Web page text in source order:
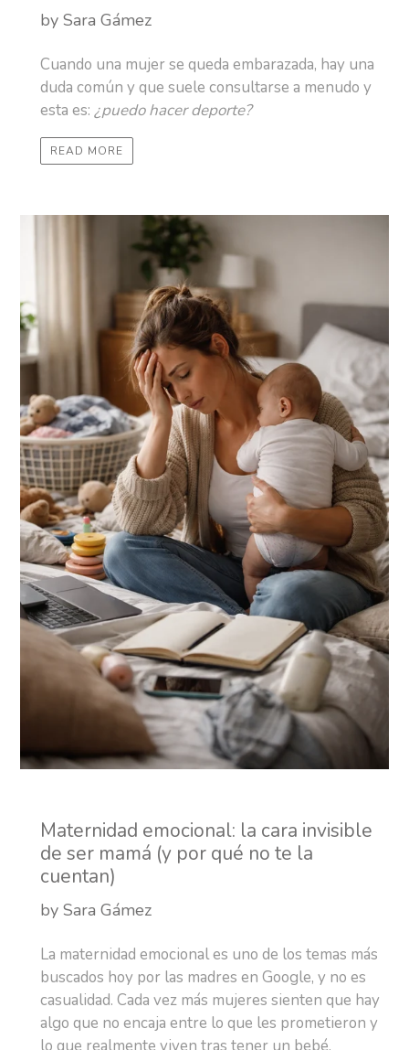
by Sara Gámez
Cuando una mujer se queda embarazada, hay una
duda común y que suele consultarse a menudo y
esta es: ¿puedo hacer deporte?
READ MORE
Maternidad emocional: la cara invisible
de ser mamá (y por qué no te la
cuentan)
by Sara Gámez
La maternidad emocional es uno de los temas más
buscados hoy por las madres en Google, y no es
casualidad. Cada vez más mujeres sienten que hay
algo que no encaja entre lo que les prometieron y